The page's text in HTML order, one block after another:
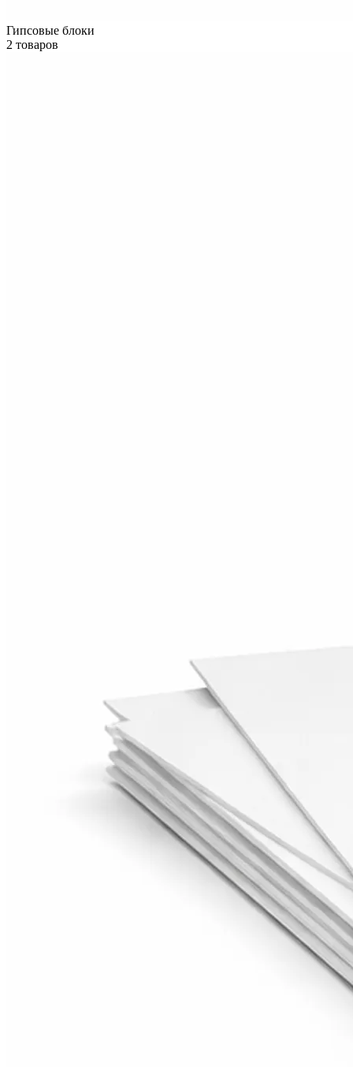
Гипсовые блоки
2 товаров